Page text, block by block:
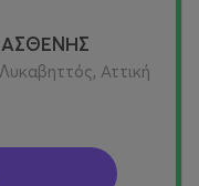
Αττική